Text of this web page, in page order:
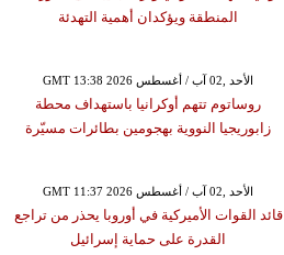
المنطقة ويؤكدان أهمية التهدئة
GMT 13:38 2026 الأحد ,02 آب / أغسطس
روساتوم تتهم أوكرانيا باستهداف محطة
زابوريجيا النووية بهجومين بطائرات مسيّرة
GMT 11:37 2026 الأحد ,02 آب / أغسطس
قائد القوات الأميركية في أوروبا يحذر من تراجع
القدرة على حماية إسرائيل